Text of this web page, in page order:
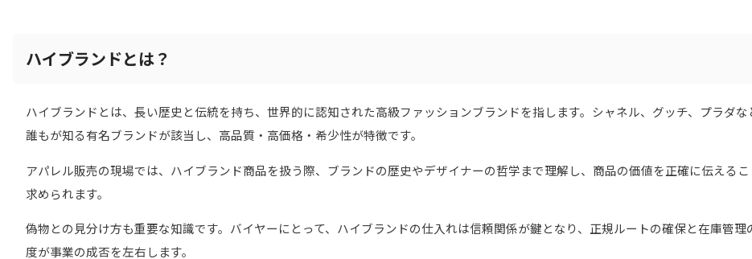
ハイブランドとは？
ハイブランドとは、長い歴史と伝統を持ち、世界的に認知された高級ファッションブランドを指します。シャネル、グッチ、プラダな
誰もが知る有名ブランドが該当し、高品質・高価格・希少性が特徴です。
アパレル販売の現場では、ハイブランド商品を扱う際、ブランドの歴史やデザイナーの哲学まで理解し、商品の価値を正確に伝える
求められます。
偽物との見分け方も重要な知識です。バイヤーにとって、ハイブランドの仕入れは信頼関係が鍵となり、正規ルートの確保と在庫管理
度が事業の成否を左右します。